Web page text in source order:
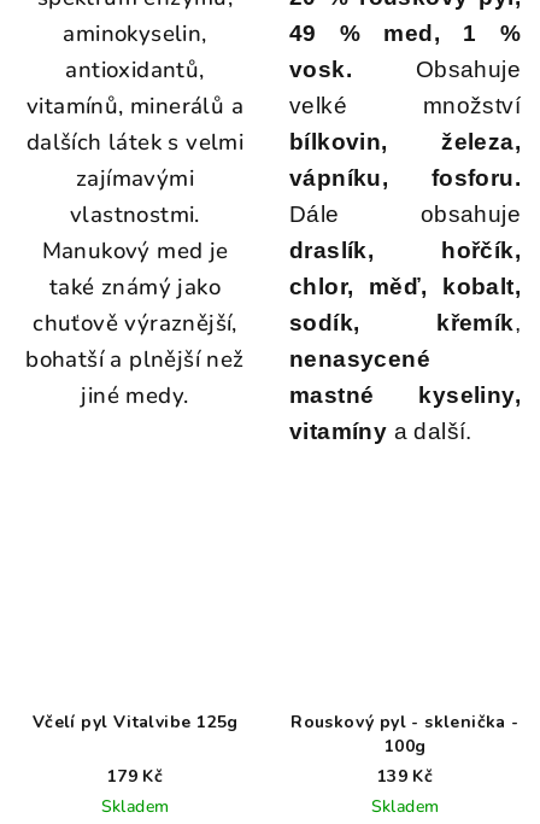
aminokyselin,
antioxidantů,
vitamínů, minerálů a
dalších látek s velmi
zajímavými
vlastnostmi.
Manukový med je
také známý jako
chuťově výraznější,
bohatší a plnější než
jiné medy.
49 % med, 1 %
vosk. Obsahuje
velké množství
bílkovin, železa,
vápníku, fosforu.
Dále obsahuje
draslík, hořčík,
chlor, měď, kobalt,
sodík, křemík,
nenasycené
mastné kyseliny,
vitamíny a další.
Včelí pyl Vitalvibe 125g
179 Kč
Skladem
Rouskový pyl - sklenička -
100g
139 Kč
Skladem